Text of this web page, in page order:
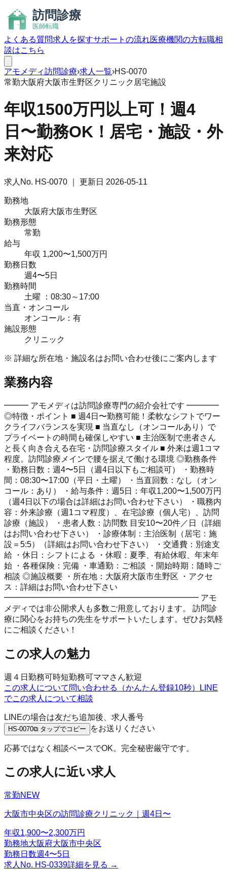
よくある質問求人を探すサポートの流れ医療機関の方転職相
談はこちら
アモメディ訪問診療›求人一覧›HS-0070
常勤大阪府大阪市生野区クリニック 居宅施設
年収1500万円以上可！週4
日〜勤務OK！居宅・施設・外
来対応
求人No. HS-0070 ｜ 更新日 2026-05-11
勤務地
大阪府大阪市生野区
勤務形態
常勤
給与
年収 1,200〜1,500万円
勤務日数
週4〜5日
勤務時間
土曜 ：08:30～17:00
当直・オンコール
オンコール：有
施設形態
クリニック
※ 詳細な所在地・施設名はお問い合わせ後にご案内します
業務内容
━━━ アモメディは訪問診療専門の紹介会社です ━━━━
◎特徴・ポイント ■ 週4日〜勤務可能！柔軟なシフトでワー
クライフバランスを実現 ■ 当直なし（オンコールあり）で
プライベートの時間も確保しやすい ■ 主治医制で患者さん
と長く向き合える在宅・訪問診療スタイル ■ 外来は週1コマ
程度。訪問診療メインで腰を据えて働ける環境 ◎勤務条件
・勤務日数：週4〜5日（週4日以下もご相談可） ・勤務時
間：08:30〜17:00（平日・土曜） ・当直回数：なし（オン
コール：あり） ・給与条件：週5日：年収1,200〜1,500万円
（週4日以下の場合は詳細はお問い合わせ下さい） ・職務内
容：外来診療（週1コマ程度）、在宅診療（個人宅）、訪問
診療（施設） ・患者人数：訪問数 目安10〜20件／日（詳細
はお問い合わせ下さい） ・診療体制：主治医制（居宅：施
設＝5:5）（詳細はお問い合わせ下さい） ・交通費：別途支
給 ・休日：シフトによる ・休暇：夏季、有給休暇、年末年
始 ・各種保険：完備 ・車通勤：ご相談 ・開始時期：随時ご
相談 ◎施設概要 ・所在地：大阪府大阪市生野区 ・アクセ
ス：詳細はお問い合わせ下さい
━━━━━━━━━━━━━━━━━━━━━━━━ アモ
メディでは非公開求人も多数ご用意しております。 訪問診
療に関心をお持ちの先生をサポートいたします。ぜひお気軽
にご相談ください！
この求人の魅力
週４日勤務可時短勤務可ママさん歓迎
この求人について問い合わせる（かんたん登録10秒）
LINE
でこの求人について相談
LINEの場合は友だち追加後、求人番号
HS-0070⧉ タップでコピー をお送りください
応募ではなく相談ベースでOK。完全秘密厳守です。
この求人に近い求人
常勤NEW
大阪市中央区の訪問診療クリニック｜週4日〜
年収1,900〜2,300万円
勤務地大阪府大阪市中央区
勤務日数週4〜5日
求人No. HS-0339詳細を見る →